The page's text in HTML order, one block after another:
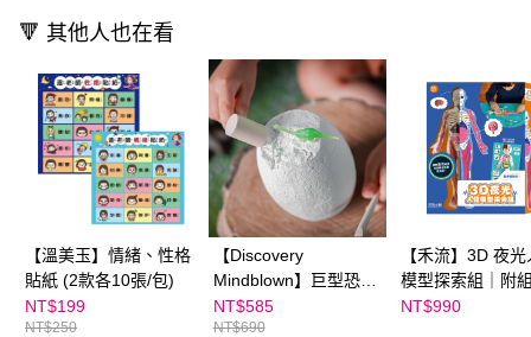
🔻 其他人也在看
【溫美玉】情緒、性格
貼紙 (2款各10張/包)
NT$199
NT$250
【Discovery
Mindblown】巨型恐龍
蛋挖掘組（內含10款夜
光小恐龍），贈全彩實
NT$585
NT$690
【禾流】3D 夜
模型探索組｜附
明書及加大海報
NT$990